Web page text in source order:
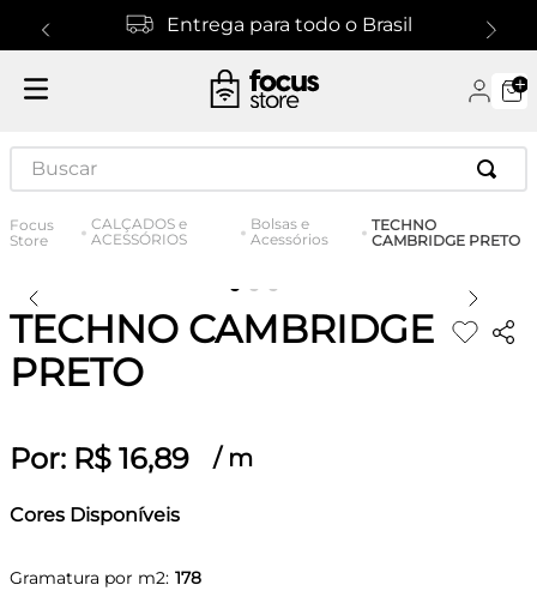
Entrega para todo o Brasil
Buscar
CALÇADOS e
ACESSÓRIOS
Bolsas e
Acessórios
TECHNO
CAMBRIDGE PRETO
TECHNO CAMBRIDGE
PRETO
Por: R$ 16,89 / m
Cores Disponíveis
Gramatura por m2: 178